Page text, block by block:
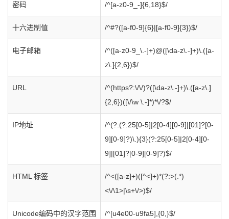
密码 /^[a-z0-9_-]{6,18}$/
十六进制值 /^#?([a-f0-9]{6}|[a-f0-9]{3})$/
电子邮箱
/^([a-z0-9_\.-]+)@([\da-z\.-]+)\.([a-
z\.]{2,6})$/
URL
/^(https?:\/\/)?([\da-z\.-]+)\.([a-z\.]
{2,6})([\/\w \.-]*)*\/?$/
IP地址
/^(?:(?:25[0-5]|2[0-4][0-9]|[01]?[0-
9][0-9]?)\.){3}(?:25[0-5]|2[0-4][0-
9]|[01]?[0-9][0-9]?)$/
HTML 标签
/^<([a-z]+)([^<]+)*(?:>(.*)
<\/\1>|\s+\/>)$/
Unicode编码中的汉字范围 /^[u4e00-u9fa5],{0,}$/